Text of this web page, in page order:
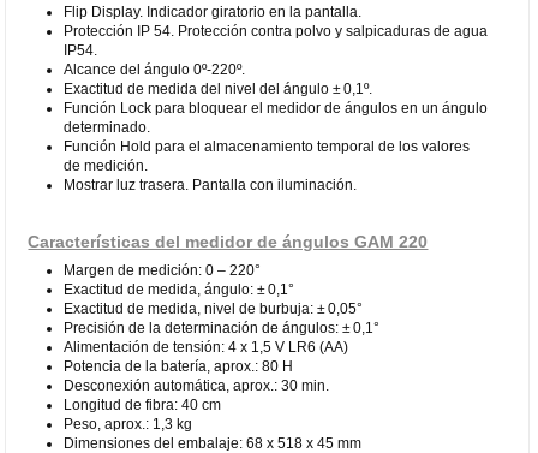
Flip Display. Indicador giratorio en la pantalla.
Protección IP 54. Protección contra polvo y salpicaduras de agua
IP54.
Alcance del ángulo 0º-220º.
Exactitud de medida del nivel del ángulo ± 0,1º.
Función Lock para bloquear el medidor de ángulos en un ángulo
determinado.
Función Hold para el almacenamiento temporal de los valores
de medición.
Mostrar luz trasera. Pantalla con iluminación.
Características del medidor de ángulos GAM 220
Margen de medición: 0 – 220°
Exactitud de medida, ángulo: ± 0,1°
Exactitud de medida, nivel de burbuja: ± 0,05°
Precisión de la determinación de ángulos: ± 0,1°
Alimentación de tensión: 4 x 1,5 V LR6 (AA)
Potencia de la batería, aprox.: 80 H
Desconexión automática, aprox.: 30 min.
Longitud de fibra: 40 cm
Peso, aprox.: 1,3 kg
Dimensiones del embalaje: 68 x 518 x 45 mm